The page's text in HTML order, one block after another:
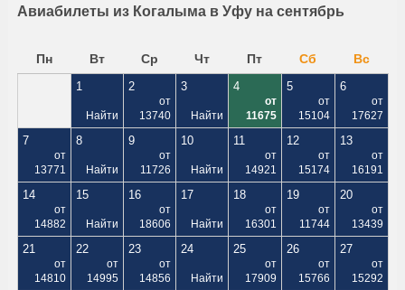
Авиабилеты из Когалыма в Уфу на сентябрь
Пн Вт Ср Чт Пт Сб Вс
1
Найти
2
от
13740
3
Найти
4
от
11675
5
от
15104
6
от
17627
7
от
13771
8
Найти
9
от
11726
10
Найти
11
от
14921
12
от
15174
13
от
16191
14
от
14882
15
Найти
16
от
18606
17
Найти
18
от
16301
19
от
11744
20
от
13439
21
от
14810
22
от
14995
23
от
14856
24
Найти
25
от
17909
26
от
15766
27
от
15292